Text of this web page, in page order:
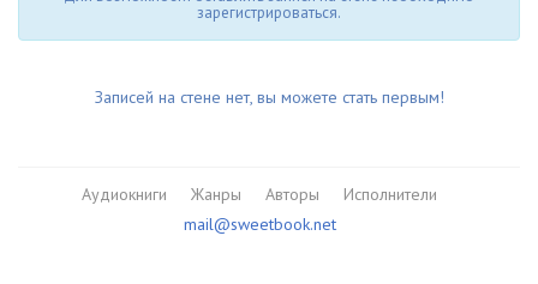
зарегистрироваться.
Записей на стене нет, вы можете стать первым!
Аудиокниги Жанры Авторы
Исполнители
mail@sweetbook.net